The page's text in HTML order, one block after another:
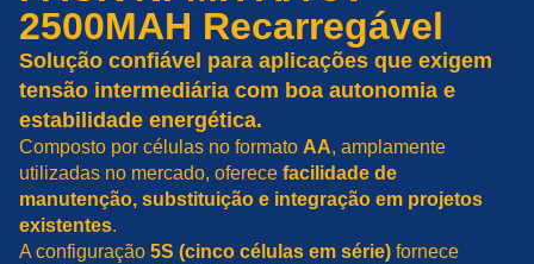
2500MAH Recarregável
Solução confiável para aplicações que exigem
tensão intermediária com boa autonomia e
estabilidade energética.
Composto por células no formato AA, amplamente
utilizadas no mercado, oferece facilidade de
manutenção, substituição e integração em projetos
existentes.
A configuração 5S (cinco células em série) fornece